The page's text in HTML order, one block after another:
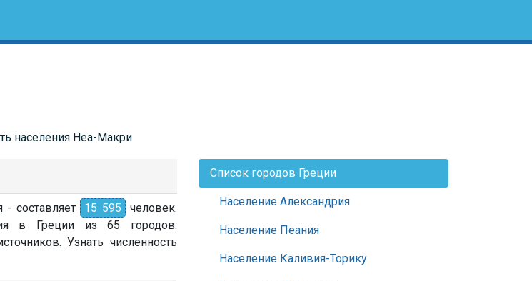
населения Неа-Макри
- составляет 15 595 человек.
в Греции из 65 городов.
Узнать численность
Список городов Греции
Население Александрия
Население Пеания
Население Каливия-Торику